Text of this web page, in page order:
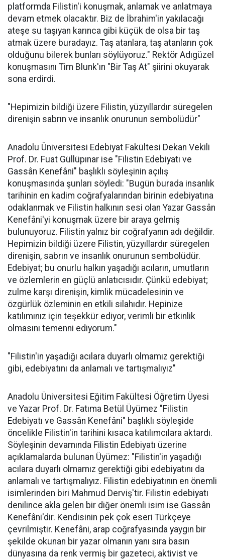
platformda Filistin'i konuşmak, anlamak ve anlatmaya
devam etmek olacaktır. Biz de İbrahim'in yakılacağı
ateşe su taşıyan karınca gibi küçük de olsa bir taş
atmak üzere buradayız. Taş atanlara, taş atanların çok
olduğunu bilerek bunları söylüyoruz." Rektör Adıgüzel
konuşmasını Tim Blunk'ın "Bir Taş At" şiirini okuyarak
sona erdirdi.
"Hepimizin bildiği üzere Filistin, yüzyıllardır süregelen
direnişin sabrın ve insanlık onurunun sembolüdür"
Anadolu Üniversitesi Edebiyat Fakültesi Dekan Vekili
Prof. Dr. Fuat Güllüpınar ise "Filistin Edebiyatı ve
Gassân Kenefâni" başlıklı söyleşinin açılış
konuşmasında şunları söyledi: "Bugün burada insanlık
tarihinin en kadim coğrafyalarından birinin edebiyatına
odaklanmak ve Filistin halkının sesi olan Yazar Gassân
Kenefâni'yi konuşmak üzere bir araya gelmiş
bulunuyoruz. Filistin yalnız bir coğrafyanın adı değildir.
Hepimizin bildiği üzere Filistin, yüzyıllardır süregelen
direnişin, sabrın ve insanlık onurunun sembolüdür.
Edebiyat; bu onurlu halkın yaşadığı acıların, umutların
ve özlemlerin en güçlü anlatıcısıdır. Çünkü edebiyat;
zulme karşı direnişin, kimlik mücadelesinin ve
özgürlük özleminin en etkili silahıdır. Hepinize
katılımınız için teşekkür ediyor, verimli bir etkinlik
olmasını temenni ediyorum."
"Filistin'in yaşadığı acılara duyarlı olmamız gerektiği
gibi, edebiyatını da anlamalı ve tartışmalıyız"
Anadolu Üniversitesi Eğitim Fakültesi Öğretim Üyesi
ve Yazar Prof. Dr. Fatıma Betül Üyümez "Filistin
Edebiyatı ve Gassân Kenefâni" başlıklı söyleşide
öncelikle Filistin'in tarihini kısaca katılımcılara aktardı.
Söyleşinin devamında Filistin Edebiyatı üzerine
açıklamalarda bulunan Üyümez: "Filistin'in yaşadığı
acılara duyarlı olmamız gerektiği gibi edebiyatını da
anlamalı ve tartışmalıyız. Filistin edebiyatının en önemli
isimlerinden biri Mahmud Derviş'tir. Filistin edebiyatı
denilince akla gelen bir diğer önemli isim ise Gassân
Kenefâni'dir. Kendisinin pek çok eseri Türkçeye
çevrilmiştir. Kenefâni, arap coğrafyasında yaygın bir
şekilde okunan bir yazar olmanın yanı sıra basın
dünyasına da renk vermiş bir gazeteci, aktivist ve